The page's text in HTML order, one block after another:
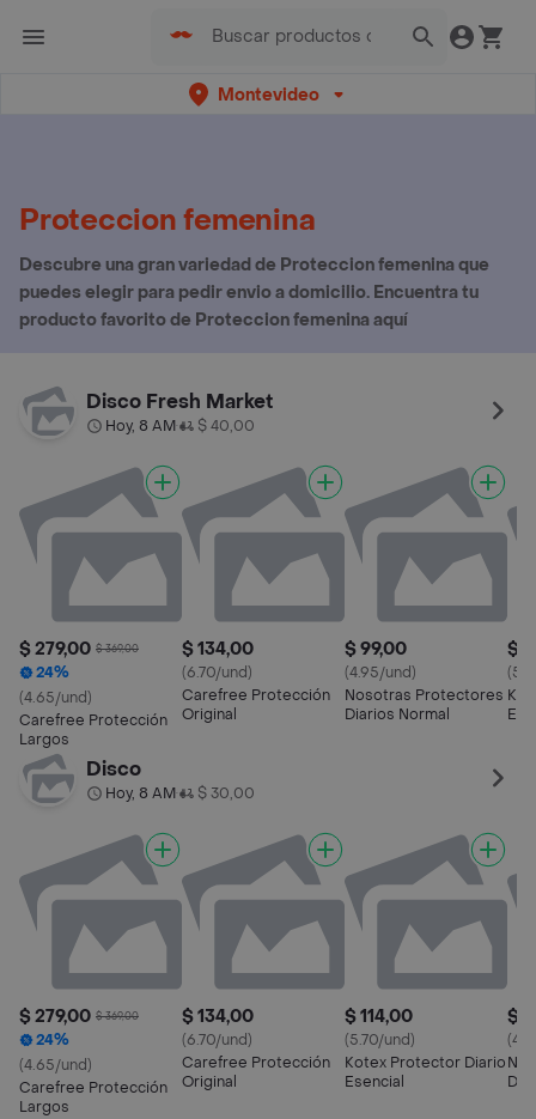
Montevideo
Proteccion femenina
Descubre una gran variedad de Proteccion femenina que
puedes elegir para pedir envio a domicilio. Encuentra tu
producto favorito de Proteccion femenina aquí
Disco Fresh Market
Hoy, 8 AM• $ 40,00
$ 279,00 $ 369,00
24%
(4.65/und)
Carefree Protección
Largos
$ 134,00
(6.70/und)
Carefree Protección
Original
$ 99,00
(4.95/und)
Nosotras Protectores
Diarios Normal
$
Disco
Hoy, 8 AM• $ 30,00
$ 279,00 $ 369,00
24%
(4.65/und)
Carefree Protección
Largos
$ 134,00
(6.70/und)
Carefree Protección
Original
$ 114,00
(5.70/und)
Kotex Protector Diario
Esencial
$